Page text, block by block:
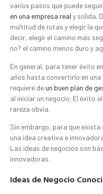
varios pasos que puede
en una empresa real y solida.
multitud de rutas y elegir la
decir, elegir el camino más
no? el camino menos duro y
En general, para tener éxito
años hasta convertirlo en
requiere de un buen plan de
al iniciar un negocio. El éxito
rareza obvia.
Sin embargo, para que
una idea creativa e
Las ideas de negocios son
innovadoras.
Ideas de Negocio